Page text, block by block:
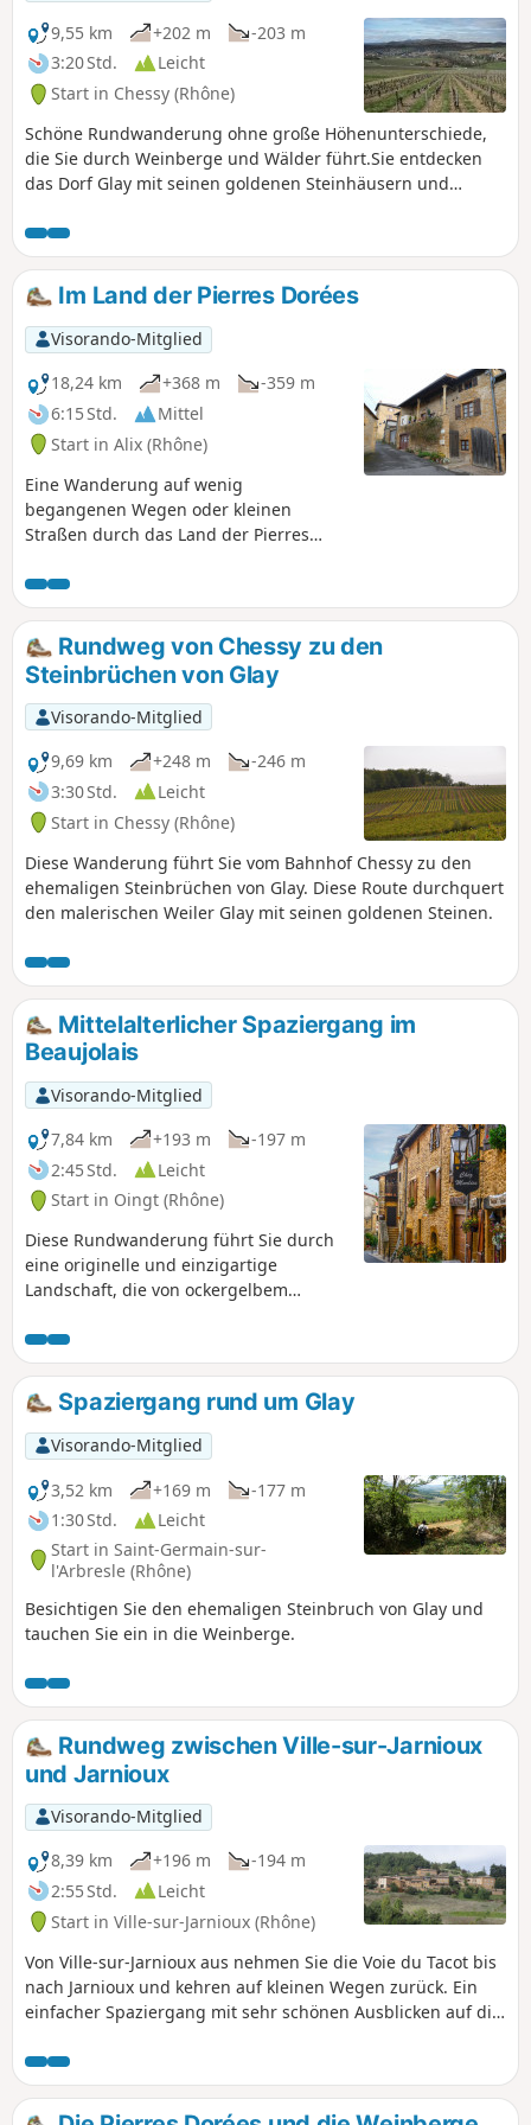
9,55 km +202 m
-203 m
3:20 Std.
Leicht
Start in Chessy (Rhône)
Schöne Rundwanderung ohne große Höhenunterschiede,
die Sie durch Weinberge und Wälder führt.Sie entdecken
das Dorf Glay mit seinen goldenen Steinhäusern und
auch das Dorf Chessy mit seinem Schloss und seiner Kirche
aus dem 12./15. Jahrhundert.
Im Land der Pierres Dorées
Visorando-Mitglied
18,24 km
+368 m
-359 m
6:15 Std.
Mittel
Start in Alix (Rhône)
Eine Wanderung auf wenig
begangenen Wegen oder kleinen
Straßen durch das Land der Pierres
Lyon. Zwischen Weinbergen und Wiesen
können Sie auf dieser Route
charakteristische Dörfer, Schlösser,
Waschhäuser, Missionskreuze und
vieles mehr entdecken. Eine ideale
Wanderung im Frühling, Herbst (mit
den farbenfrohen Weinbergen) und
Winter.
Rundweg von Chessy zu den
Steinbrüchen von Glay
Visorando-Mitglied
9,69 km
+248 m
-246 m
3:30 Std.
Leicht
Start in Chessy (Rhône)
Diese Wanderung führt Sie vom Bahnhof Chessy zu den
ehemaligen Steinbrüchen von Glay. Diese Route durchquert
den malerischen Weiler Glay mit seinen goldenen Steinen.
Mittelalterlicher Spaziergang im
Beaujolais
Visorando-Mitglied
7,84 km
+193 m
-197 m
2:45 Std.
Leicht
Start in Oingt (Rhône)
Diese Rundwanderung führt Sie durch
eine originelle und einzigartige
Landschaft, die von ockergelbem
das mittelalterliche Dorf Oingt
schlendern, das zu den „schönsten
Dörfern Frankreichs” zählt und mit
seinen Häusern mit goldenen
Steinfassaden Künstler und
Kunsthandwerker beherbergt. Das Dorf
bietet einen außergewöhnlichen
Panoramablick auf das Azergues-Tal.
Spaziergang rund um Glay
Visorando-Mitglied
3,52 km
+169 m
-177 m
1:30 Std.
Leicht
Start in Saint-Germain-sur-
l'Arbresle (Rhône)
Besichtigen Sie den ehemaligen Steinbruch von Glay und
tauchen Sie ein in die Weinberge.
Rundweg zwischen Ville-sur-Jarnioux
und Jarnioux
Visorando-Mitglied
8,39 km
+196 m
-194 m
2:55 Std.
Leicht
Start in Ville-sur-Jarnioux (Rhône)
Von Ville-sur-Jarnioux aus nehmen Sie die Voie du Tacot bis
nach Jarnioux und kehren auf kleinen Wegen zurück. Ein
einfacher Spaziergang mit sehr schönen Ausblicken auf die